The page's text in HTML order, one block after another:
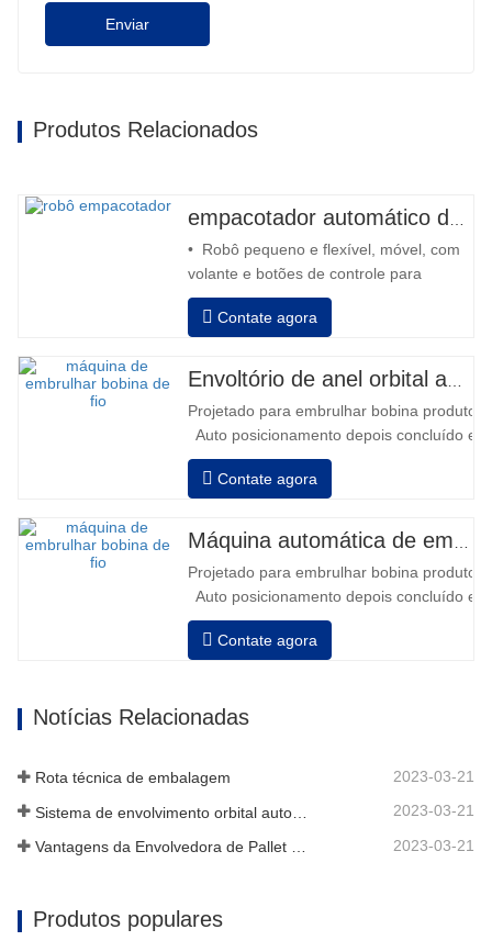
Enviar
Produtos Relacionados
• Robô pequeno e flexível, móvel, com
volante e botões de controle para
retroceder e avançar • Operação fora
da coluna • 2 baterias série 12V / 110
bateria cheia de 120 a 130 paletes •
automático, tempo de carregamento
aprox…
Contate agora
Projetado para embrulhar bobina
Auto posicionamento depois concluído
velocidade, alongamento força pode ser
Pneumático topo placa para pressionar
Contate agora
Projetado para embrulhar bobina
Auto posicionamento depois concluído
velocidade, alongamento força pode ser
Pneumático topo placa para pressionar
Contate agora
Notícias Relacionadas
Rota técnica de embalagem 2023-03-21
2023-03-21
2023-03-21
Produtos populares